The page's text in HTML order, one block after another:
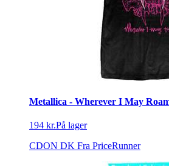
Metallica - Wherever I May
194 kr.På lager
CDON DK Fra PriceRunner